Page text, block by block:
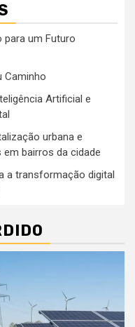
para um Futuro
Caminho
Artificial e
urbana e
bairros da cidade
a transformação digital